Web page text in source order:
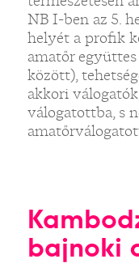
NB I-ben az 5.
helyét a profik
amatőr
között),
akkori
válogatottba, s
bajnoki